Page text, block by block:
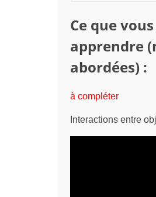
Ce que
apprendre
abordées) :
à compléter
Interactions entre